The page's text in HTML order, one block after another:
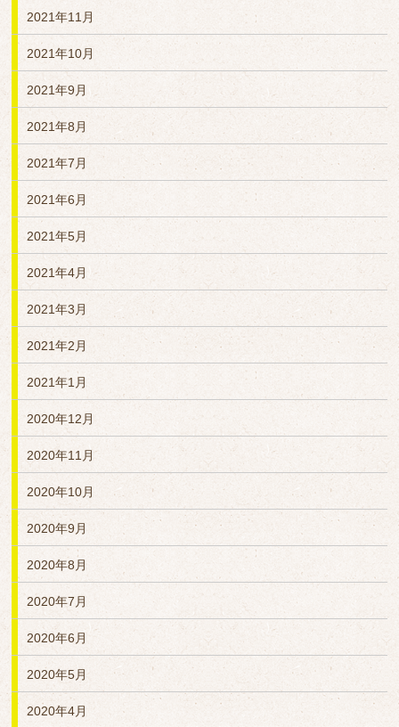
2021年11月
2021年10月
2021年9月
2021年8月
2021年7月
2021年6月
2021年5月
2021年4月
2021年3月
2021年2月
2021年1月
2020年12月
2020年11月
2020年10月
2020年9月
2020年8月
2020年7月
2020年6月
2020年5月
2020年4月